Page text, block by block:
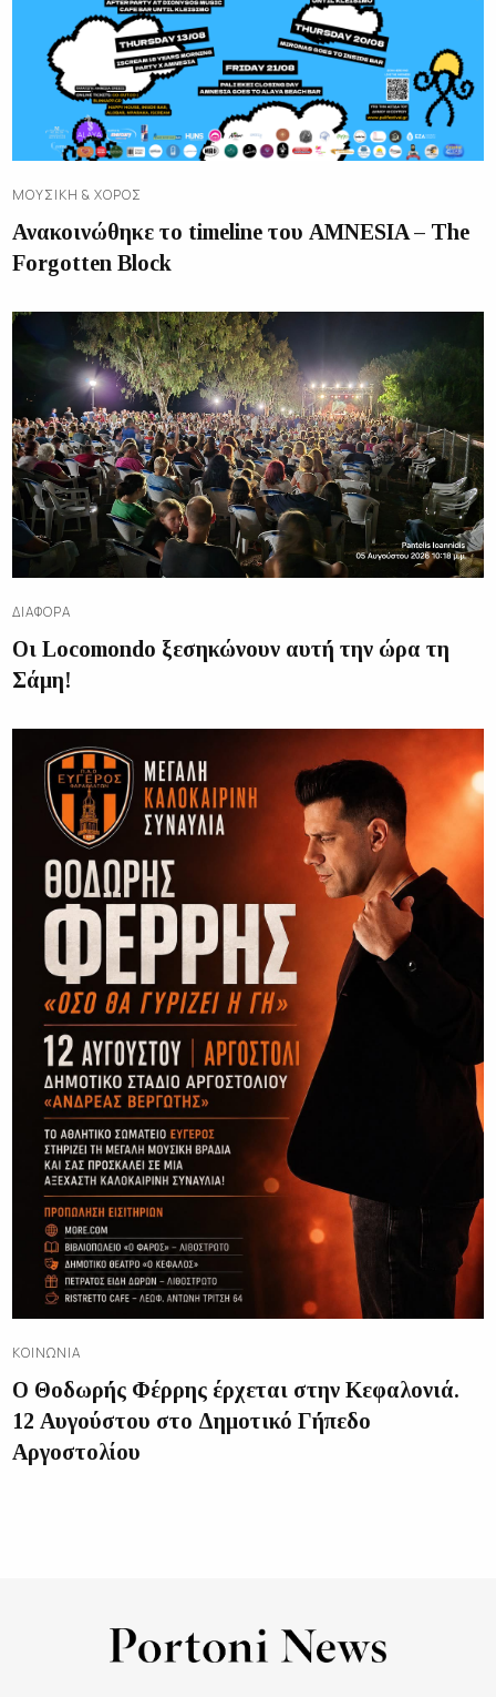
ΜΟΥΣΙΚΉ & ΧΟΡΌΣ
Ανακοινώθηκε το timeline του AMNESIA – The
Forgotten Block
ΔΙΑΦΟΡΑ
Οι Locomondo ξεσηκώνουν αυτή την ώρα τη
Σάμη!
ΚΟΙΝΩΝΊΑ
Ο Θοδωρής Φέρρης έρχεται στην Κεφαλονιά.
12 Αυγούστου στο Δημοτικό Γήπεδο
Αργοστολίου